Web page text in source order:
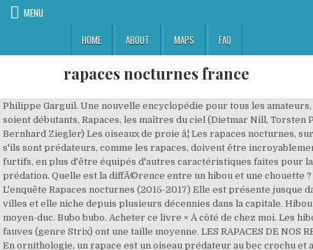
MENU
HOME
ABOUT MAPS FAQ
rapaces nocturnes france
Philippe Garguil. Une nouvelle encyclopédie pour tous les amateurs, qu'ils soient débutants, Rapaces, les maîtres du ciel (Dietmar Nill, Torsten Pröhl, Bernhard Ziegler) Les oiseaux de proie â¦ Les rapaces nocturnes, surtout s'ils sont prédateurs, comme les rapaces, doivent être incroyablement furtifs, en plus d'être équipés d'autres caractéristiques faites pour la prédation. Quelle est la diffÃ©rence entre un hibou et une chouette ? L'enquête Rapaces nocturnes (2015-2017) Elle est présente jusque dans nos villes et elle niche depuis plusieurs décennies dans la capitale. Hibou moyen-duc. Bubo bubo. Acheter ce livre × À côté de chez moi. Les hiboux fauves (genre Strix) ont une taille moyenne. LES RAPACES DE NOS REGIONS En ornithologie, un rapace est un oiseau prédateur au bec crochu et aux pattes munies ... ne reste en France guère plus que le temps de se reproduire, soit environ 4 mois. Rapaces nocturnes. Il n'y a pas de risques identifiables pour l', Il n'y a pas d'informations adéquates qui permettraient de faire une évaluation des risques pour cette. souhaitée]. En France, alors que tous les rapaces nocturnes ont été protégés dès 1902 en tant qu'oiseaux utiles à l'agriculture, seul le Hibou grand-duc était exclu de cette protection. A., Zuberogoitia, I., y Alonso, R. (2002). La chouette hulotte est le rapace nocturne le plus répandu en France. France. D'un autre côté, le bord intérieur des rémiges présente une frange soyeuse qui réduit les turbulences et enfin, la superficie de ces plumes a un aspect très doux grâce à la présence de structures appelées barbules. Il existe plus d'une vingtaine d'espèces de hiboux, réparties sur toute la planète à l'exception de l'Antarctique. Résultats 2014 : Tendances des populations de rapaces diurnes nicheurs en France entre 2000 et 2013. Publications Publié le 7 septembre 2017. Ils sont caractérisés par avoir des disques faciaux, une tête très arrondie, ils n'ont pas d'aigrettes et la grande partie des espèces ont des yeux noirs. Ils sont caractérisés par une accumulation de plumes sur la tête (appelée aigrettes), même si certaines espèces comme le harfang des neiges, Bubo scandiacus, (qui appartenait avant à un autre genre) l'ait perdue. Critiques, citations, extraits de Rapaces nocturnes : De France et d'Europe de Theodor Mebs. Planète Dossier ... Les rapaces nocturnes d'Europe sont listés ici par ordre alphabétique. Rapaces nocturnes de France et d'Europe. Comme c'est habituel chez les rapaces, les femelles sont généralement plus grandes que les mâles, cette différence est d'ailleurs le seul dimorphisme sexuel. Si notre article Rapaces nocturnes - Liste, nom et exemples vous a plu, c'est par ici : Si vous souhaitez lire plus d'articles semblables Ã Rapaces nocturnes - Liste, nom et exemples, nous vous recommandons de consulter la section CuriositÃ©s du monde animal. Quelle est la différence entre un hibou et une chouette, https://www.lpo.fr/images/Presse/dp/2015/dpenqueterapacesnocturnes.pdf, Rapaces ou oiseaux de proie - Types, caractÃ©ristiques, noms et exemples, Listes des fÃ©lins - CaractÃ©ristiques et exemples, 5 raisons pour lesquelles les chats dorment avec nous, Comment protÃ©ger les animaux en voie de disparition, Les 10 animaux les plus intelligents du monde. À continuation de cet article Rapaces nocturnes - Liste, nom et exemples nous verrons ensemble les différents groupes de rapaces nocturnes ainsi que leurs noms. Fin novembre dans vos boîtes aux lettres ! Leurs oreilles sont parfaitement conçues afin de détecter leurs proies, de fait, elles ne sont pas à la même hauteur en rapport à la tête et ont une orientation distincte pour pouvoir ainsi percevoir des sons provenant de toutes les directions. Voici les différentes catégories utilisés par la liste rouge de l'UICN mondial : Et ceci sont les catégories présentes dans la liste rouge de l'UICN France : Il n'existe pas de rapace nocturnes endémiques en France. Dubois P.J., Le Maréchal P., Olioso G., Yésou P., 1998. Effraie des clochers. Strigiformes est un ordre d'oiseaux comprenant deux familles : les strigidae et les tytonidae. Theodor Mebs 0. Ils se nourrissent d'animaux invertébrés et ne chassent que très rarement des petits mammifères. Rapaces nocturnes de France et d'Europe. Elle est présente dans l’ensemble de notre région. L’effraie utilise préférentiellement les zones bocagères, mais les clairières, les lisières forestières et les zones suburbaines ne sont pas négligées (Marchadour B. Comme nous l'avons dit au début, les rapaces nocturnes sont très furtifs et c'est bien grâce à la forme de leurs plumes. Il existe plus de 20 espèces de hibou fauve, nombres d'entre-elles sont divisées en plusieurs sous-espèces : Les chevêchettes (sous famille Surniinae) sont des petits hiboux qui ne mesurent pas plus de 28 cm de longueur. ou nocturnes. Cet article présente diverses informations sur les rapaces nocturnes de France, des oiseaux solitaires et nocturnes de l'ordre des Strigiformes. Une de leurs caractéristiques principales est leur disque facial en forme de cœur. C'est le plus grand des rapaces nocturnes d'Europe, celui qui a été le plus persécuté, le plus réintroduit et qui est aussi le plus « super prédateur ». Clique pour ajouter une photo Ã ton commentaire, xxxxxxxxxxx trouvÃ© dans mon jardin jeune oiseau qui ne sais pas encore voler il est particuliÃ© impossible de le detacher d un barreau de cage dans laquelle j ai voulu le mettre il a des griffes trÃ©s fortes et de tres grandes ailes je ne sais pas quoi faire, Rapaces nocturnes - Liste, nom et exemples, Rapaces diurnes - liste et caractÃ©ristiques. Câest à la fois un guide dâidentification, un ouvrage de référence et un compendium moderne de ces modèles dâadaptation que sont les rapaces nocturnes. La liste des espèces de rapaces nocturnes est très longue, ainsi, dans cet article Rapaces nocturnes - Liste, nom et exemples de PlanèteAnimal nous allons vous présenter de manière concise les différents types de rapaces nocturnes qui existent ainsi que leurs principales caractéristiques. Hibou des marais. Des promos et des réductions alléchantes vous attendent toute l'année dans notre catégorie Livres â¦ Guía para la determinación de la edad y el sexo en las estrigiformes ibéricas. Toggle Sliding Bar Area. BirdLife International (2016). En France les 2 familles de Strigiformes (Tytonidés et Strigidés) sont représentées: les Tytonidés par une seule chouette du genre Tyto, la Chouette effraie (Tyto alba). Ce sont des oiseaux de taille moyenne, plus petits que les hiboux grand-duc mais de plus grandes tailles que le reste des rapaces nocturnes. Achat Rapaces Nocturnes - De France Et D'europe à prix bas sur Rakuten. Elles se nourrissent de petits vertébrés qu'elles chassent dans l'obscurité totale. Acheter. Búhos y lechuzas – información y características. Hibou moyen-duc. The IUCN Red List of Threatened Species 2016: e.T22688504A86854321. et la conservation des rapaces de France. Les rapaces en France : menaces et protection EN COURS SUIVANT PLUS 10 / 11. Rapaces nocturnes de France et d'Europe écrit par Theodor MEBS, Wolfgang SCHERZINGER, éditeur DELACHAUX ET NIESTLE, collection Les encyclopédies du naturaliste, , livre neuf année 2006, isbn 9782603014066. Rapaces de France n°21 (2019) - Rapaces de France Découvrez le sommaire de Rapaces de France n°21 (2019). Le bord extérieur des primaires est dégradé, ce qui permet au vent de passer de manière laminaire sans créer de mouvements tourbillonnaire, réduisant ainsi le bruit produit lors de leur vol. Ces plumes sont les rémiges, les premières qui sortent de la main, les deuxièmes de l'avant-bras et les troisièmes de la zone de l'aile plus proche du corps. Elles se trouvent sur tous les continents, à l'exception des zones polaires et désertiques. Nichoir à effraie "anti-pigeons" Bonjour à tous, Lire la suite de Nichoir à effraie "anti-pigeons" Événements Publié le 3 août 2016. Un article de Wikipédia, l'encyclopédie libre. Ils vivent dans les forêts et les jungles du monde entier. Elles ont généralement un plumage blanc, beige ou brun. Cliquez sur le lien de votre choix. L'ensemble de la LPO France et toute l'équipe de la LPO Mission Rapaces vous souhaitent une superbe année 2018 ! Les hiboux maître-bois (genre Asio) se trouvent sur tous les continents à l'exception de l'Antarctique et l'Océanie. Created with Sketch. Fonds d'intervention pour les rapaces. (2014). Et la famille des tytonidae ou tytonidés composée des chouettes. On connait environ 50 espèces de hiboux petit-duc, réparties partout dans le monde à l'exception de l'Antarctique et de l'Océanie. Ils possèdent aussi des aigrettes, mais leur caractéristique principale est qu'ils ont la tête en forme de disque. Nyctale de Tengmalm. Liste des rapaces nocturnes d'Europe EN COURS SUIVANT PLUS 7 / 11. Pour la première fois ce bilan combine les résultats des suivis des populations nicheuses (l’Observatoire Rapaces et l’Enquête Rapaces Nocturnes), les suivis du succès reproducteur (la surveillance) et les actualités des programmes de conservation. L'enquête Rapaces nocturnes (2015-2017) Lâeffraie utilise préférentiellement les zones bocagères, mais les clairières, les